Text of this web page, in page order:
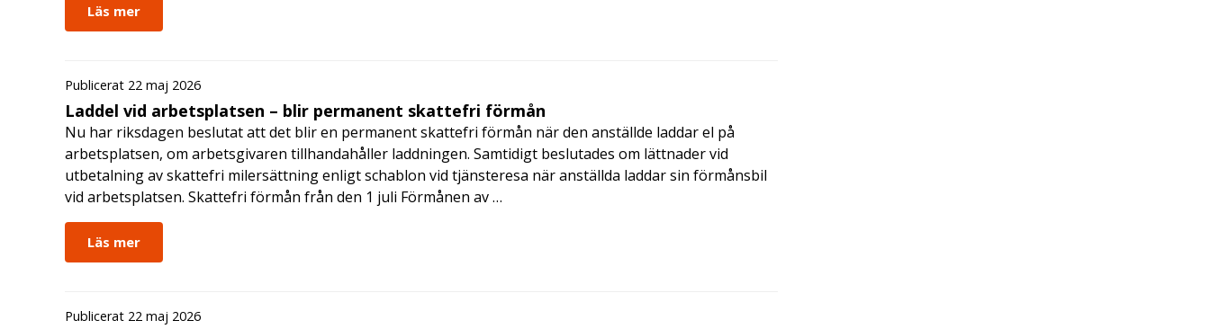
Läs mer
Publicerat 22 maj 2026
Laddel vid arbetsplatsen – blir permanent skattefri förmån
Nu har riksdagen beslutat att det blir en permanent skattefri förmån när den anställde laddar el på
arbetsplatsen, om arbetsgivaren tillhandahåller laddningen. Samtidigt beslutades om lättnader vid
utbetalning av skattefri milersättning enligt schablon vid tjänsteresa när anställda laddar sin förmånsbil
vid arbetsplatsen. Skattefri förmån från den 1 juli Förmånen av …
Läs mer
Publicerat 22 maj 2026